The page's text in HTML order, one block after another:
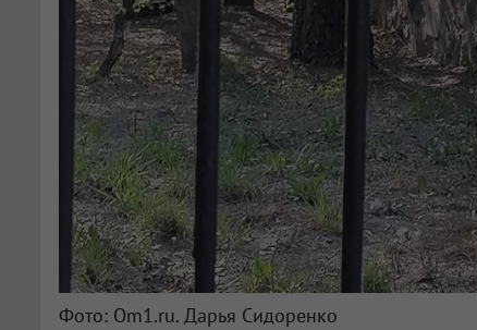
Фото: Om1.ru. Дарья Сидоренко